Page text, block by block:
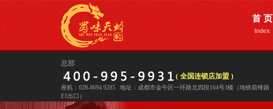
首 页
Index
总部
( 全国连锁店加盟 )
座机：028-8694 9285 地址：成都市金牛区一环路北四段164号3楼（地铁前锋路
E1出口）